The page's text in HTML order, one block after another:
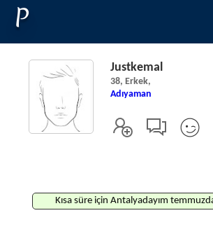
P
Justkemal
38, Erkek,
Adıyaman
Kısa süre için Antalyadayım